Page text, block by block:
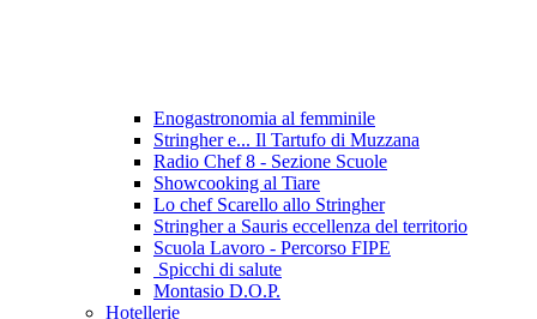
Enogastronomia al femminile
Stringher e... Il Tartufo di Muzzana
Radio Chef 8 - Sezione Scuole
Showcooking al Tiare
Lo chef Scarello allo Stringher
Stringher a Sauris eccellenza del territorio
Scuola Lavoro - Percorso FIPE
Spicchi di salute
Montasio D.O.P.
Hotellerie